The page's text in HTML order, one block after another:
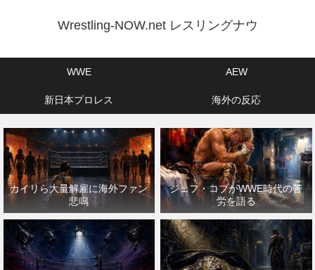
Wrestling-NOW.net レスリングナウ
WWE AEW
新日本プロレス 海外の反応
カイリら大量解雇に海外ファン
悲鳴
ジェフ・コブがWWE時代の苦
労を語る